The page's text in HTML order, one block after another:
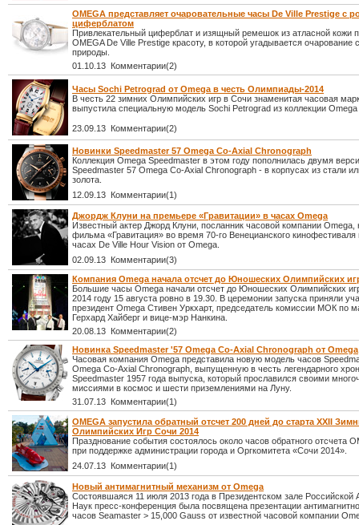
OMEGA представляет очаровательные часы De Ville Prestige с
циферблатом
Привлекательный циферблат и изящный ремешок из атласной кожи
OMEGA De Ville Prestige красоту, в которой угадывается очарование
природы.
01.10.13 Комментарии(2)
Часы Sochi Petrograd от Omega в честь Олимпиады-2014
В честь 22 зимних Олимпийских игр в Сочи знаменитая часовая
выпустила специальную модель Sochi Petrograd из коллекции
23.09.13 Комментарии(2)
Новинки Speedmaster 57 Omega Co-Axial Chronograph
Коллекция Omega Speedmaster в этом году пополнилась двумя
Speedmaster 57 Omega Co-Axial Chronograph - в корпусах из стали
золота.
12.09.13 Комментарии(1)
Джордж Клуни на премьере «Гравитации» в часах Omega
Известный актер Джорд Клуни, посланник часовой компании Omega,
фильма «Гравитация» во время 70-го Венецианского кинофестиваля
часах De Ville Hour Vision от Omega.
02.09.13 Комментарии(3)
Компания Omega начала отсчет до Юношеских Олимпийских
Большие часы Omega начали отсчет до Юношеских Олимпийских
2014 году 15 августа ровно в 19.30. В церемонии запуска приняли
президент Omega Стивен Уркхарт, председатель комиссии МОК по
Герхард Хайберг и вице-мэр Нанкина.
20.08.13 Комментарии(2)
Новинка Speedmaster '57 Omega Co-Axial Chronograph от Omega
Часовая компания Omega представила новую модель часов
Omega Co-Axial Chronograph, выпущенную в честь легендарного
Speedmaster 1957 года выпуска, который прославился своими
миссиями в космос и шести приземлениями на Луну.
31.07.13 Комментарии(1)
OMEGA запустила обратный отсчет 200 дней до старта XXII
Олимпийских Игр Сочи 2014
Празднование события состоялось около часов обратного отсчета
при поддержке администрации города и Оргкомитета «Сочи 2014».
24.07.13 Комментарии(1)
Новый антимагнитный механизм от Omega
Состоявшаяся 11 июля 2013 года в Президентском зале Российской
Наук пресс-конференция была посвящена презентации
часов Seamaster > 15,000 Gauss от известной часовой компании